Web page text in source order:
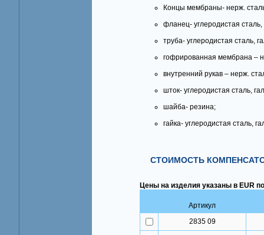
Концы мембраны- нерж.
фланец- углеродистая сталь,
труба- углеродистая сталь,
гофрированная мембрана –
внутренний рукав – нерж.
шток- углеродистая сталь,
шайба- резина;
гайка- углеродистая сталь,
СТОИМОСТЬ
Цены на изделия указаны в EUR
Артикул
2835 09